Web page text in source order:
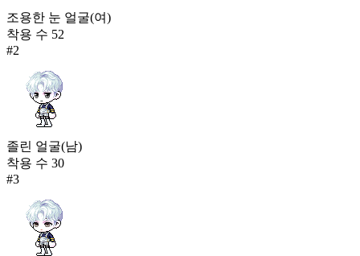
조용한 눈 얼굴(여)
착용 수 52
#2
졸린 얼굴(남)
착용 수 30
#3